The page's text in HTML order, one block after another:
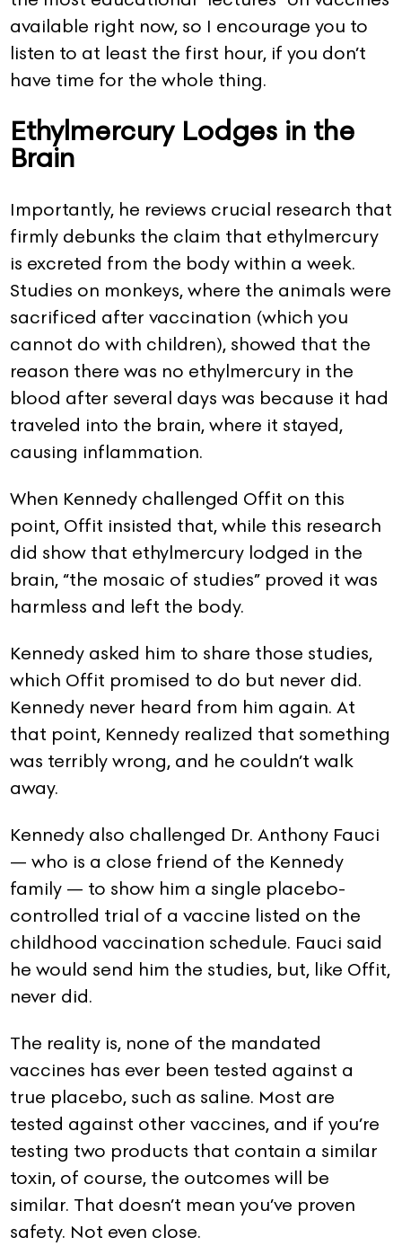
available right now, so I encourage you to
listen to at least the first hour, if you don’t
have time for the whole thing.
Ethylmercury Lodges in the
Brain
Importantly, he reviews crucial research that
firmly debunks the claim that ethylmercury
is excreted from the body within a week.
Studies on monkeys, where the animals were
sacrificed after vaccination (which you
cannot do with children), showed that the
reason there was no ethylmercury in the
blood after several days was because it had
traveled into the brain, where it stayed,
causing inflammation.
When Kennedy challenged Offit on this
point, Offit insisted that, while this research
did show that ethylmercury lodged in the
brain, “the mosaic of studies” proved it was
harmless and left the body.
Kennedy asked him to share those studies,
which Offit promised to do but never did.
Kennedy never heard from him again. At
that point, Kennedy realized that something
was terribly wrong, and he couldn’t walk
away.
Kennedy also challenged Dr. Anthony Fauci
— who is a close friend of the Kennedy
family — to show him a single placebo-
controlled trial of a vaccine listed on the
childhood vaccination schedule. Fauci said
he would send him the studies, but, like Offit,
never did.
The reality is, none of the mandated
vaccines has ever been tested against a
true placebo, such as saline. Most are
tested against other vaccines, and if you’re
testing two products that contain a similar
toxin, of course, the outcomes will be
similar. That doesn’t mean you’ve proven
safety. Not even close.